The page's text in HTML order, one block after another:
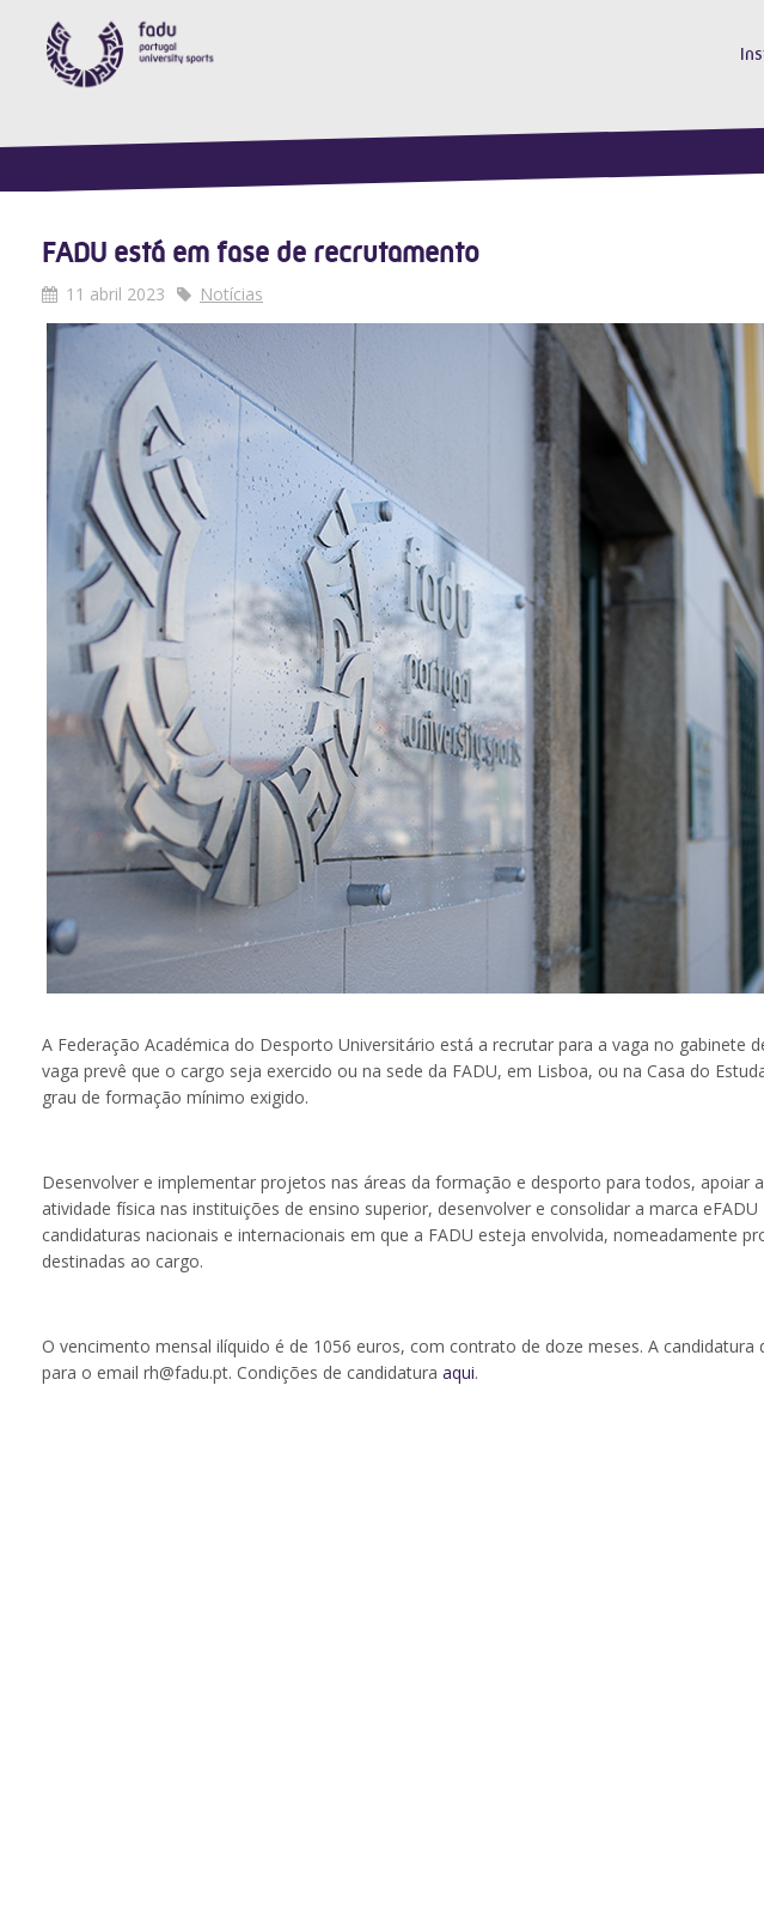
FADU está em fase de recrutamento
11 abril 2023 Notícias
A Federação Académica do Desporto Universitário está a recrutar para a vaga no gabinete
vaga prevê que o cargo seja exercido ou na sede da FADU, em Lisboa, ou na Casa do
grau de formação mínimo exigido.
Desenvolver e implementar projetos nas áreas da formação e desporto para todos, apoiar
atividade física nas instituições de ensino superior, desenvolver e consolidar a marca
candidaturas nacionais e internacionais em que a FADU esteja envolvida, nomeadamente
destinadas ao cargo.
O vencimento mensal ilíquido é de 1056 euros, com contrato de doze meses. A candidatura
para o email rh@fadu.pt. Condições de candidatura aqui.